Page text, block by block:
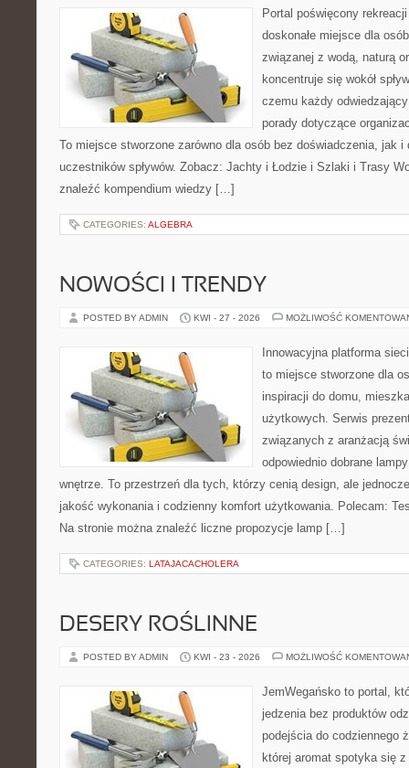
Portal poświęcony
doskonałe miejsce dla
związanej z wodą, naturą
koncentruje się wokół
czemu każdy
porady dotyczące
To miejsce stworzone zarówno dla osób bez doświadczenia, jak i
uczestników spływów. Zobacz: Jachty i Łodzie i Szlaki i Trasy
znaleźć kompendium wiedzy […]
CATEGORIES: ALGEBRA
NOWOŚCI I TRENDY
POSTED BY ADMIN KWI - 27 - 2026 MOŻLIWOŚĆ
Innowacyjna platforma
to miejsce stworzone dla
inspiracji do domu,
użytkowych. Serwis
związanych z aranżacją
odpowiednio dobrane
wnętrze. To przestrzeń dla tych, którzy cenią design, ale
jakość wykonania i codzienny komfort użytkowania. Polecam:
Na stronie można znaleźć liczne propozycje lamp […]
CATEGORIES: LATAJACACHOLERA
DESERY ROŚLINNE
POSTED BY ADMIN KWI - 23 - 2026 MOŻLIWOŚĆ
JemWegańsko to portal,
jedzenia bez produktów
podejścia do codziennego
której aromat spotyka się